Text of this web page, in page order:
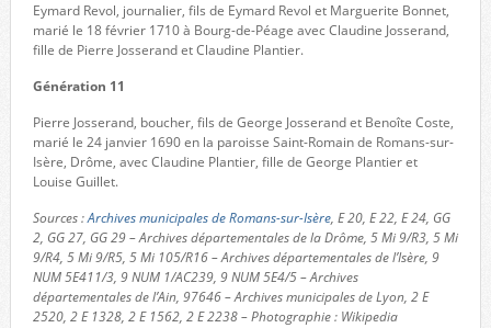
Eymard Revol, journalier, fils de Eymard Revol et Marguerite Bonnet,
marié le 18 février 1710 à Bourg-de-Péage avec Claudine Josserand,
fille de Pierre Josserand et Claudine Plantier.
Génération 11
Pierre Josserand, boucher, fils de George Josserand et Benoîte Coste,
marié le 24 janvier 1690 en la paroisse Saint-Romain de Romans-sur-
Isère, Drôme, avec Claudine Plantier, fille de George Plantier et
Louise Guillet.
Sources :Archives municipales de Romans-sur-Isère, E 20, E 22, E 24, GG
2, GG 27, GG 29 – Archives départementales de la Drôme, 5 Mi 9/R3, 5 Mi
9/R4, 5 Mi 9/R5, 5 Mi 105/R16 – Archives départementales de l’Isère, 9
NUM 5E411/3, 9 NUM 1/AC239, 9 NUM 5E4/5 – Archives
départementales de l’Ain, 97646 – Archives municipales de Lyon, 2 E
2520, 2 E 1328, 2 E 1562, 2 E 2238 – Photographie : Wikipedia